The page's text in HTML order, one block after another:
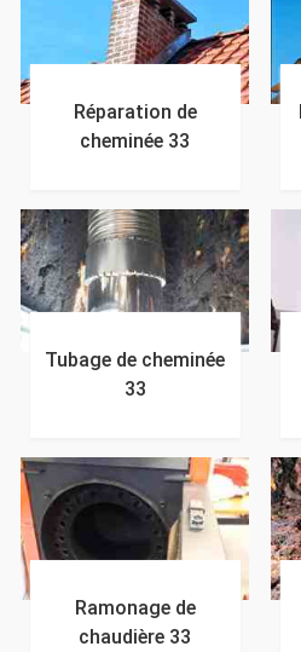
Réparation de
cheminée 33
Tubage de cheminée
33
Ramonage de
chaudière 33